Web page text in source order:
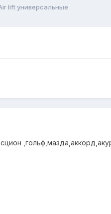
lift универсальные